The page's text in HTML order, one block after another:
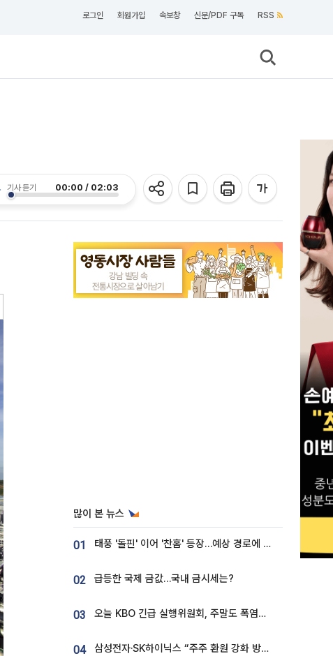
로그인 회원가입 속보창 신문/PDF 구독 RSS
기사 듣기 00:00 / 02:03
많이 본 뉴스
01 태풍 '돌핀' 이어 '찬홈' 등장…예상 경로에 한국 '한숨'
02 급등한 국제 금값…국내 금시세는?
03 오늘 KBO 긴급 실행위원회, 주말도 폭염취소 될까
04 삼성전자·SK하이닉스 “주주 환원 강화 방안 마련”